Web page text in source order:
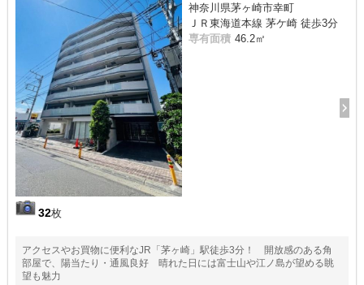
32枚
神奈川県茅ヶ崎市幸町
ＪＲ東海道本線 茅ケ崎 徒歩3分
専有面積 46.2㎡
アクセスやお買物に便利なJR「茅ヶ崎」駅徒歩3分！ 開放感のある角
部屋で、陽当たり・通風良好 晴れた日には富士山や江ノ島が望める眺
望も魅力